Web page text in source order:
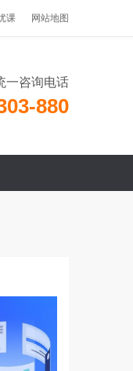
课 网站地图
一咨询电话
880